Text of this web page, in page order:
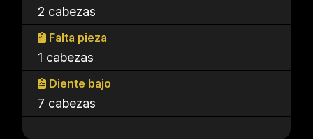
2 cabezas
Falta pieza
1 cabezas
Diente bajo
7 cabezas